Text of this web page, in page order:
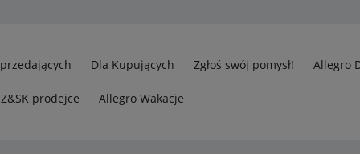
Dla Kupujących Zgłoś swój pomysł! Allegro
prodejce Allegro Wakacje